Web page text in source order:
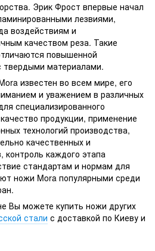
Эрик Фрост впервые начал
лезвиями,
воздействиям и
качеством реза. Такие
повышенной
твердыми материалами.
известен во всем мире, его
и уважением в различных
специализированного
продукции, применение
технологий производства,
качественных и
контроль каждого этапа
стандартам и нормам для
ножи Mora популярными среди
Вы можете купить ножи других
стали с доставкой по Киеву и